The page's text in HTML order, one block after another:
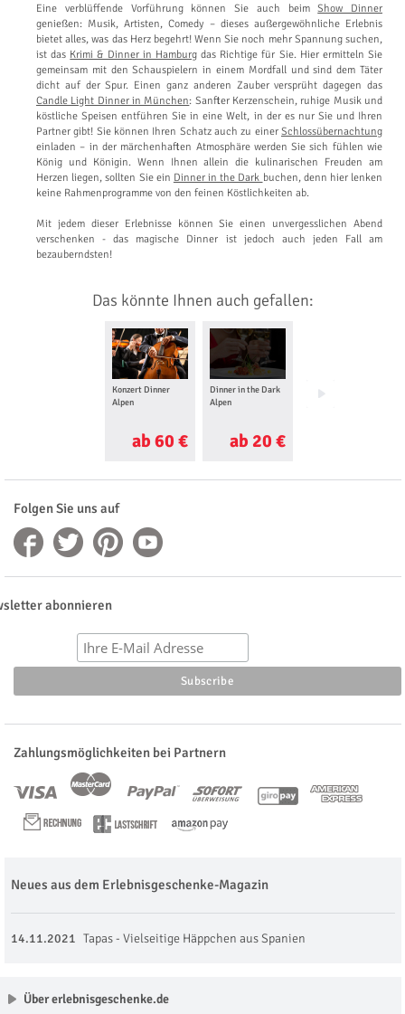
Eine verblüffende Vorführung können Sie auch beimShow Dinner
genießen: Musik, Artisten, Comedy – dieses außergewöhnliche Erlebnis
bietet alles, was das Herz begehrt! Wenn Sie noch mehr Spannung suchen,
ist das Krimi & Dinner in Hamburgdas Richtige für Sie. Hier ermitteln Sie
gemeinsam mit den Schauspielern in einem Mordfall und sind dem Täter
dicht auf der Spur. Einen ganz anderen Zauber versprüht dagegen das
Candle Light Dinner in München: Sanfter Kerzenschein, ruhige Musik und
köstliche Speisen entführen Sie in eine Welt, in der es nur Sie und Ihren
Partner gibt! Sie können Ihren Schatz auch zu einer Schlossübernachtung
einladen – in der märchenhaften Atmosphäre werden Sie sich fühlen wie
König und Königin. Wenn Ihnen allein die kulinarischen Freuden am
Herzen liegen, sollten Sie ein Dinner in the Dark buchen, denn hier lenken
keine Rahmenprogramme von den feinen Köstlichkeiten ab.
Mit jedem dieser Erlebnisse können Sie einen unvergesslichen Abend
verschenken - das magische Dinner ist jedoch auch jeden Fall am
bezauberndsten!
Das könnte Ihnen auch gefallen:
Konzert Dinner
Alpen
ab 60 €
Dinner in the Dark
Alpen
ab 20 €
Show Dinner Alpen
Folgen Sie uns auf
abonnieren
Zahlungsmöglichkeiten bei Partnern
Neues aus dem Erlebnisgeschenke-Magazin
14.11.2021 Tapas - Vielseitige Häppchen aus Spanien
Über erlebnisgeschenke.de